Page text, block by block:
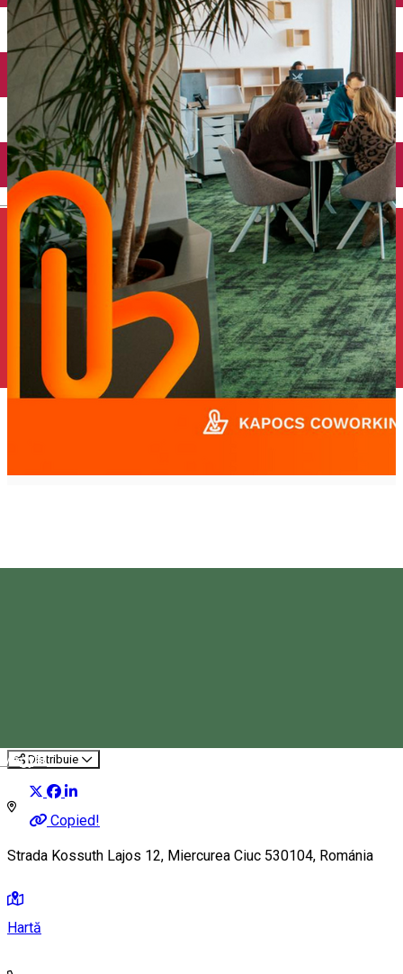
English
Magyar
Închirieri auto
Închirieri de biciclete
Distribuie
Copied!
Strada Kossuth Lajos 12, Miercurea Ciuc 530104, Románia
Hartă